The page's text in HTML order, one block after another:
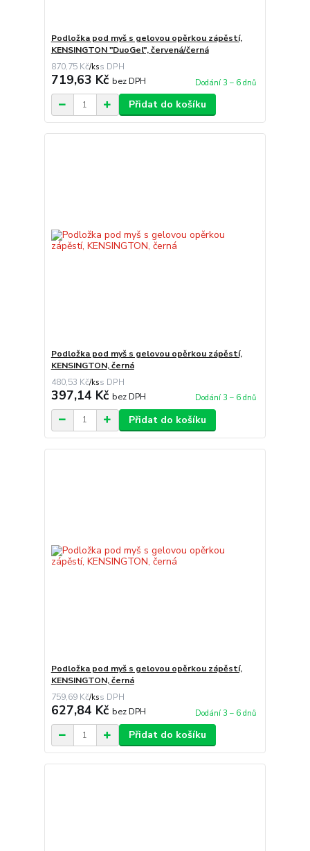
Podložka pod myš s gelovou opěrkou zápěstí,
KENSINGTON "DuoGel", červená/černá
870,75 Kč/ks
719,63 Kč bez DPH Dodání 3 – 6 dnů
Přidat do košíku
Podložka pod myš s gelovou opěrkou zápěstí,
KENSINGTON, černá
480,53 Kč/ks
397,14 Kč bez DPH Dodání 3 – 6 dnů
Přidat do košíku
Podložka pod myš s gelovou opěrkou zápěstí,
KENSINGTON, černá
759,69 Kč/ks
627,84 Kč bez DPH Dodání 3 – 6 dnů
Přidat do košíku